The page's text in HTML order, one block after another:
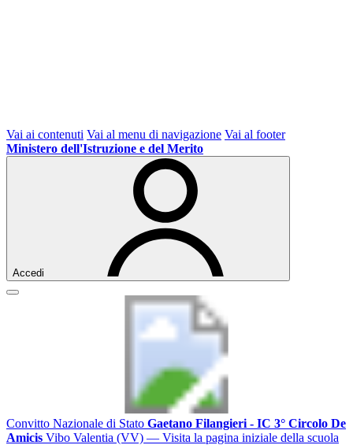
Vai ai contenuti Vai al menu di navigazione Vai al footer
Ministero dell'Istruzione e del Merito
Accedi
Convitto Nazionale di Stato Gaetano Filangieri - IC 3° Circolo De
Amicis Vibo Valentia (VV) — Visita la pagina iniziale della scuola